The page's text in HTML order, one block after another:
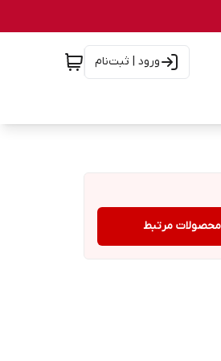
ورود | ثبت‌نام
مرتبط